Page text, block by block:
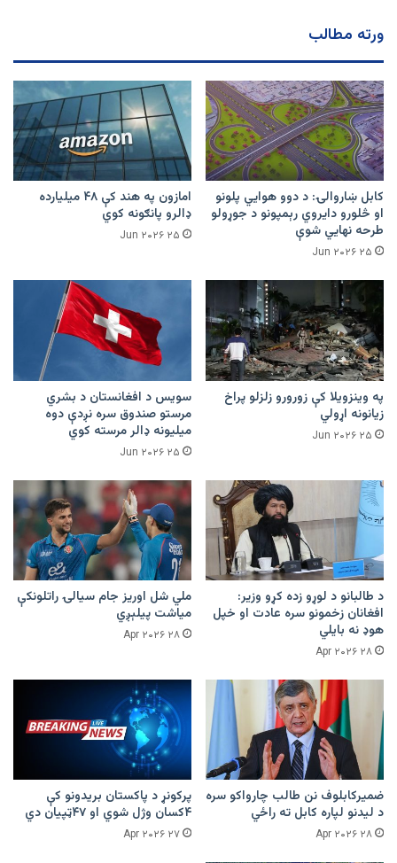
ورته مطالب
کابل ښاروالۍ: د دوو هوايي پلونو
او څلورو دایروي رېمپونو د جوړولو
طرحه نهایي شوې
۲۵ Jun ۲۰۲۶
امازون په هند کې ۴۸ میلیارده
ډالرو پانګونه کوي
۲۵ Jun ۲۰۲۶
په وینزویلا کې زورورو زلزلو پراخ
زیانونه اړولي
۲۵ Jun ۲۰۲۶
سویس د افغانستان د بشري
مرستو صندوق سره نږدې دوه
میلیونه ډالر مرسته کوي
۲۵ Jun ۲۰۲۶
د طالبانو د لوړو زده کړو وزیر:
افغانان زخمونو سره عادت او خپل
هوډ نه بایلي
۲۸ Apr ۲۰۲۶
ملي شل اوریز جام سیالۍ راتلونکې
میاشت پیلېږي
۲۸ Apr ۲۰۲۶
ضمیرکابلوف نن طالب چارواکو سره
د لیدنو لپاره کابل ته راځي
۲۸ Apr ۲۰۲۶
پرکونړ د پاکستان بریدونو کې
۴کسان وژل شوي او ۴۷ټپیان دي
۲۷ Apr ۲۰۲۶